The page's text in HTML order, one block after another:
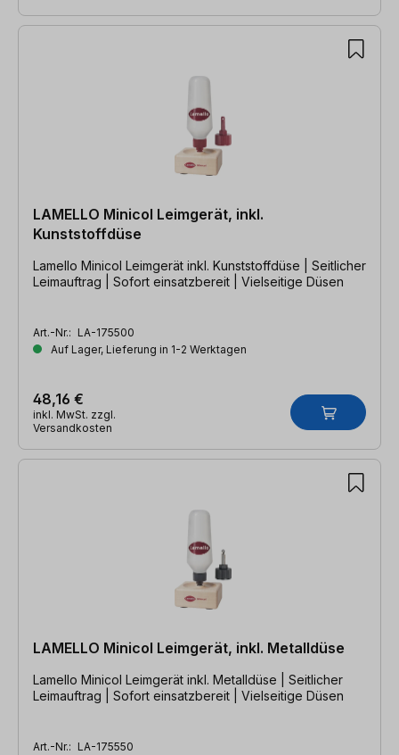
LAMELLO Minicol Leimgerät, inkl.
Kunststoffdüse
Lamello Minicol Leimgerät inkl. Kunststoffdüse | Seitlicher
Leimauftrag | Sofort einsatzbereit | Vielseitige Düsen
Art.-Nr.: LA-175500
Auf Lager, Lieferung in 1-2 Werktagen
48,16 €
inkl. MwSt. zzgl.
Versandkosten
LAMELLO Minicol Leimgerät, inkl. Metalldüse
Lamello Minicol Leimgerät inkl. Metalldüse | Seitlicher
Leimauftrag | Sofort einsatzbereit | Vielseitige Düsen
Art.-Nr.: LA-175550